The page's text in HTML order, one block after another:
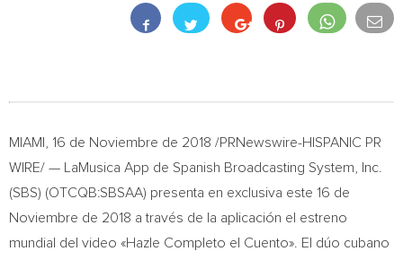
MIAMI
, 16 de Noviembre de 2018 /PRNewswire-HISPANIC PR
WIRE/ — LaMusica App de Spanish Broadcasting System, Inc.
(SBS) (OTCQB:SBSAA) presenta en exclusiva este 16 de
Noviembre de 2018 a través de la aplicación el estreno
mundial del video «Hazle Completo el Cuento». El dúo cubano